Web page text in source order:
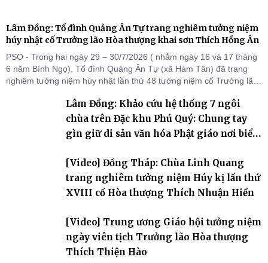
Lâm Đồng: Tổ đình Quảng Ân Tự trang nghiêm tưởng niệm
húy nhật cố Trưởng lão Hòa thượng khai sơn Thích Hồng Ân
PSO - Trong hai ngày 29 – 30/7/2026 ( nhằm ngày 16 và 17 tháng
6 năm Bính Ngọ), Tổ đình Quảng Ân Tự (xã Hàm Tân) đã trang
nghiêm tưởng niệm húy nhật lần thứ 48 tưởng niệm cố Trưởng lão
Chư Tôn đức Tăng Ni, môn đồ pháp quyến cùng đông đảo thiện tín
Phật tử đã đồng vân tập về đạo tràng, th
Lâm Đồng: Khảo cứu hệ thống 7 ngôi
chùa trên Đặc khu Phú Quý: Chung tay
gìn giữ di sản văn hóa Phật giáo nơi biển
[Video] Đồng Tháp: Chùa Linh Quang
trang nghiêm tưởng niệm Húy kị lần thứ
XVIII cố Hòa thượng Thích Nhuận Hiền
[Video] Trung ương Giáo hội tưởng niệm
ngày viên tịch Trưởng lão Hòa thượng
Thích Thiện Hào